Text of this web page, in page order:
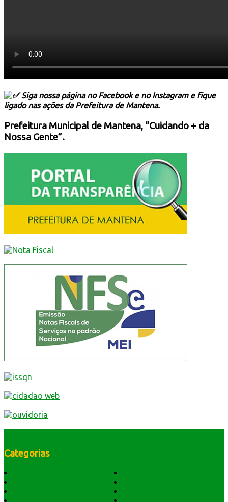
Siga nossa página no Facebook e no Instagram e fique
ligado nas ações da Prefeitura de Mantena.
Prefeitura Municipal de Mantena, “Cuidando + da
Nossa Gente”.
Categorias